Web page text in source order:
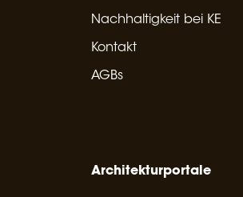
Nachhaltigkeit bei KE
Kontakt
AGBs
Architekturportale